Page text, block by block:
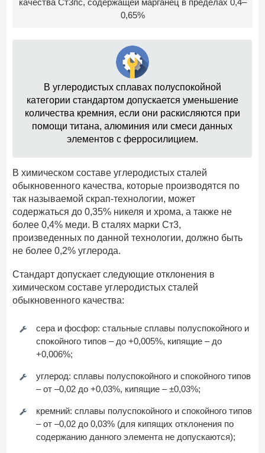
качества Ст3пс, содержащей марганец в пределах 0,4–
0,65%
В углеродистых сплавах полуспокойной
категории стандартом допускается уменьшение
количества кремния, если они раскисляются при
помощи титана, алюминия или смеси данных
элементов с ферросилицием.
В химическом составе углеродистых сталей
обыкновенного качества, которые производятся по
так называемой скрап-технологии, может
содержаться до 0,35% никеля и хрома, а также не
более 0,4% меди. В сталях марки Ст3,
произведенных по данной технологии, должно быть
не более 0,2% углерода.
Стандарт допускает следующие отклонения в
химическом составе углеродистых сталей
обыкновенного качества:
сера и фосфор: стальные сплавы полуспокойного и
спокойного типов – до +0,005%, кипящие – до
+0,006%;
углерод: сплавы полуспокойного и спокойного типов
– от –0,02 до +0,03%, кипящие – ±0,03%;
кремний: сплавы полуспокойного и спокойного типов
– от –0,02 до 0,03% (для кипящих отклонения по
содержанию данного элемента не допускаются);